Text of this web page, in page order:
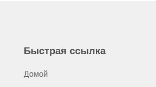
Быстрая ссылка
Домой